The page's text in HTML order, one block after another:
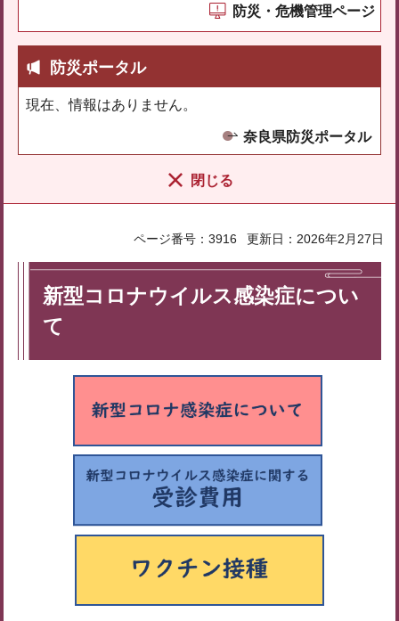
防災・危機管理ページ
防災ポータル
現在、情報はありません。
奈良県防災ポータル
閉じる
ページ番号：3916 更新日：2026年2月27日
新型コロナウイルス感染症につい
て